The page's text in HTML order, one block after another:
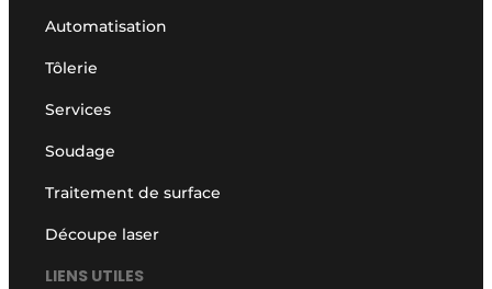
Automatisation
Tôlerie
Services
Soudage
Traitement de surface
Découpe laser
LIENS UTILES